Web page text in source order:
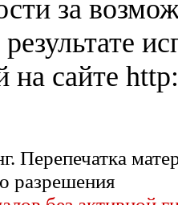
за
на сайте
Перепечатка
разрешения